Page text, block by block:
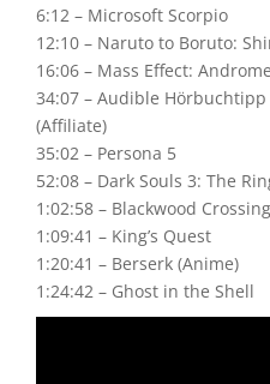
6:12 – Microsoft Scorpio
12:10 – Naruto to Boruto:
16:06 – Mass Effect:
34:07 – Audible
(Affiliate)
35:02 – Persona 5
52:08 – Dark Souls 3: The
1:02:58 – Blackwood Crossing
1:09:41 – King’s Quest
1:20:41 – Berserk (Anime)
1:24:42 – Ghost in the Shell